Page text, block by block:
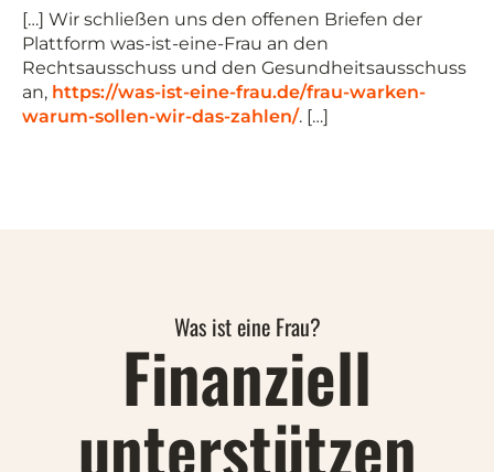
[…] Wir schließen uns den offenen Briefen der
Plattform was-ist-eine-Frau an den
Rechtsausschuss und den Gesundheitsausschuss
an, https://was-ist-eine-frau.de/frau-warken-
warum-sollen-wir-das-zahlen/. […]
Was ist eine Frau?
Finanziell
unterstützen